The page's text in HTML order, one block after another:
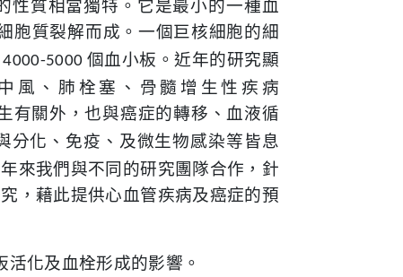
性質相當獨特。它是最小的一種血
胞質裂解而成。一個巨核細胞的細
4000-5000 個血小板。近年的研究顯
風、肺栓塞、骨髓增生性疾病
有關外，也與癌症的轉移、血液循
分化、免疫、及微生物感染等皆息
來我們與不同的研究團隊合作，針
，藉此提供心血管疾病及癌症的預
活化及血栓形成的影響。